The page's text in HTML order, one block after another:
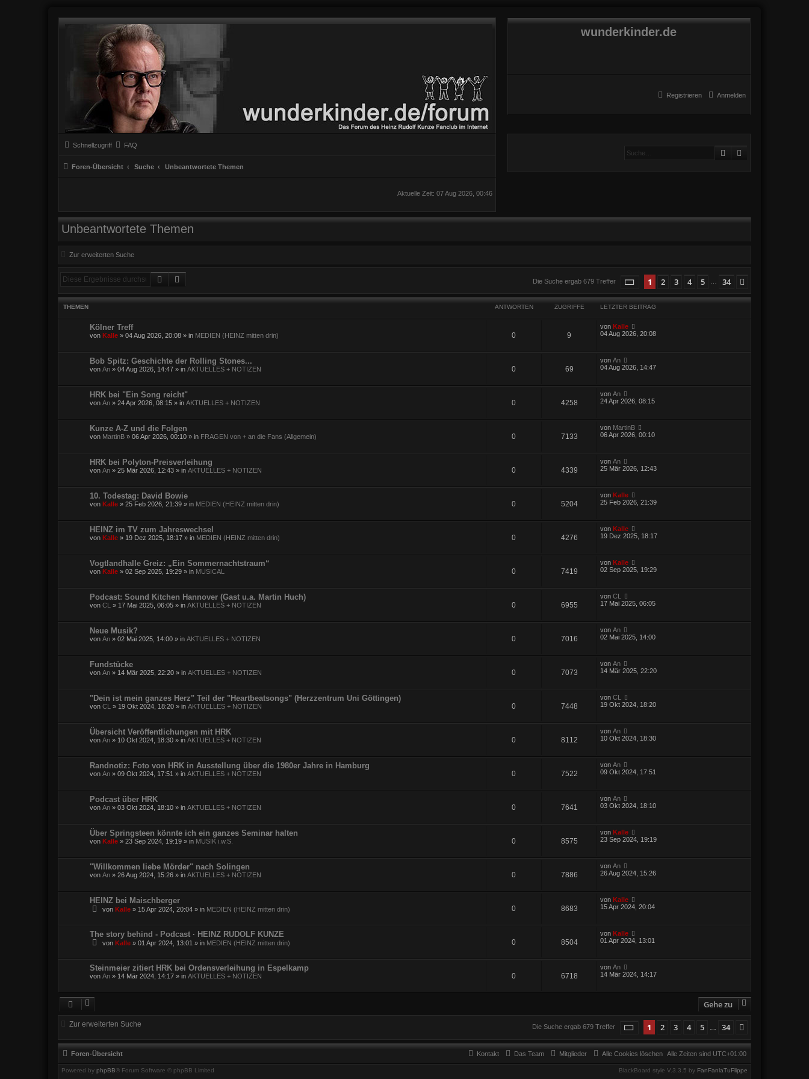
wunderkinder.de
Anmelden
Registrieren
Schnellzugriff FAQ
Foren-Übersicht Suche Unbeantwortete Themen
Suche
Aktuelle Zeit: 07 Aug 2026, 00:46
Unbeantwortete Themen
Zur erweiterten Suche
Suche Die Suche ergab 679 Treffer Seite von34
1 2 3 4 5 34
THEMEN ANTWORTEN ZUGRIFFE LETZTER BEITRAG
Kölner Treff
von Kalle » 04 Aug 2026, 20:08 » in MEDIEN (HEINZ mitten drin) 0 9
von Kalle
04 Aug 2026, 20:08
Bob Spitz: Geschichte der Rolling Stones...
von An » 04 Aug 2026, 14:47 » in AKTUELLES + NOTIZEN 0 69
von An
04 Aug 2026, 14:47
HRK bei "Ein Song reicht"
von An » 24 Apr 2026, 08:15 » in AKTUELLES + NOTIZEN 0 4258
von An
24 Apr 2026, 08:15
Kunze A-Z und die Folgen
von MartinB » 06 Apr 2026, 00:10 » in FRAGEN von + an die Fans (Allgemein) 0 7133
von MartinB
06 Apr 2026, 00:10
HRK bei Polyton-Preisverleihung
von An » 25 Mär 2026, 12:43 » in AKTUELLES + NOTIZEN 0 4339
von An
25 Mär 2026, 12:43
10. Todestag: David Bowie
von Kalle » 25 Feb 2026, 21:39 » in MEDIEN (HEINZ mitten drin) 0 5204
von Kalle
25 Feb 2026, 21:39
HEINZ im TV zum Jahreswechsel
von Kalle » 19 Dez 2025, 18:17 » in MEDIEN (HEINZ mitten drin) 0 4276
von Kalle
19 Dez 2025, 18:17
Vogtlandhalle Greiz: „Ein Sommernachtstraum“
von Kalle » 02 Sep 2025, 19:29 » in MUSICAL 0 7419
von Kalle
02 Sep 2025, 19:29
Podcast: Sound Kitchen Hannover (Gast u.a. Martin Huch)
von CL » 17 Mai 2025, 06:05 » in AKTUELLES + NOTIZEN 0 6955
von CL
17 Mai 2025, 06:05
Neue Musik?
von An » 02 Mai 2025, 14:00 » in AKTUELLES + NOTIZEN 0 7016
von An
02 Mai 2025, 14:00
Fundstücke
von An » 14 Mär 2025, 22:20 » in AKTUELLES + NOTIZEN 0 7073
von An
14 Mär 2025, 22:20
"Dein ist mein ganzes Herz" Teil der "Heartbeatsongs" (Herzzentrum Uni Göttingen)
von CL » 19 Okt 2024, 18:20 » in AKTUELLES + NOTIZEN 0 7448
von CL
19 Okt 2024, 18:20
Übersicht Veröffentlichungen mit HRK
von An » 10 Okt 2024, 18:30 » in AKTUELLES + NOTIZEN 0 8112
von An
10 Okt 2024, 18:30
Randnotiz: Foto von HRK in Ausstellung über die 1980er Jahre in Hamburg
von An » 09 Okt 2024, 17:51 » in AKTUELLES + NOTIZEN 0 7522
von An
09 Okt 2024, 17:51
Podcast über HRK
von An » 03 Okt 2024, 18:10 » in AKTUELLES + NOTIZEN 0 7641
von An
03 Okt 2024, 18:10
Über Springsteen könnte ich ein ganzes Seminar halten
von Kalle » 23 Sep 2024, 19:19 » in MUSIK i.w.S. 0 8575
von Kalle
23 Sep 2024, 19:19
"Willkommen liebe Mörder" nach Solingen
von An » 26 Aug 2024, 15:26 » in AKTUELLES + NOTIZEN 0 7886
von An
26 Aug 2024, 15:26
HEINZ bei Maischberger
von Kalle » 15 Apr 2024, 20:04 » in MEDIEN (HEINZ mitten drin) 0 8683
von Kalle
15 Apr 2024, 20:04
The story behind - Podcast · HEINZ RUDOLF KUNZE
von Kalle » 01 Apr 2024, 13:01 » in MEDIEN (HEINZ mitten drin) 0 8504
von Kalle
01 Apr 2024, 13:01
Steinmeier zitiert HRK bei Ordensverleihung in Espelkamp
von An » 14 Mär 2024, 14:17 » in AKTUELLES + NOTIZEN 0 6718
von An
14 Mär 2024, 14:17
Gehe zu
Zur erweiterten Suche Die Suche ergab 679 Treffer Seite von34
1 2 3 4 5 34
Foren-Übersicht Alle Zeiten sind UTC+01:00
Alle Cookies löschen
Mitglieder
Das Team
Kontakt
Powered by phpBB® Forum Software © phpBB Limited BlackBoard style V.3.3.5 by FanFanlaTuFlippe